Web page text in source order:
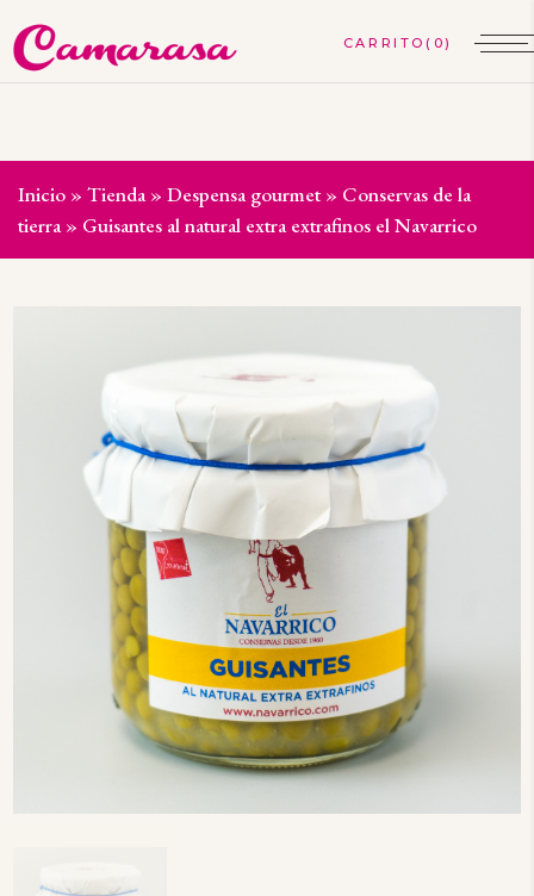
(0)
Inicio » Tienda» Despensa gourmet» Conservas de la
tierra» Guisantes al natural extra extrafinos el Navarrico